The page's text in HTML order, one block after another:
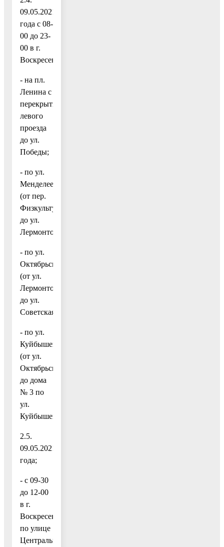
09.05.2021
года с 08-
00 до 23-
00 в г.
Воскресенске:
- на пл.
Ленина с
перекрытием
левого
проезда
до ул.
Победы;
- по ул.
Менделеева
(от пер.
Физкультурный
до ул.
Лермонтова);
- по ул.
Октябрьская
(от ул.
Лермонтова
до ул.
Советская);
- по ул.
Куйбышева
(от ул.
Октябрьская
до дома
№ 3 по
ул.
Куйбышева).
2.5.
09.05.2021
года;
- с 09-30
до 12-00
в г.
Воскресенск
по улице
Центральная